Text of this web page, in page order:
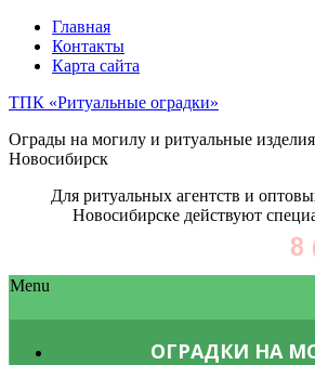
Главная
Контакты
Карта сайта
ТПК «Ритуальные оградки»
Ограды на могилу и ритуальные изделия
Новосибирск
Для ритуальных агентств и
Новосибирске действуют
Menu
ОГРАДКИ НА